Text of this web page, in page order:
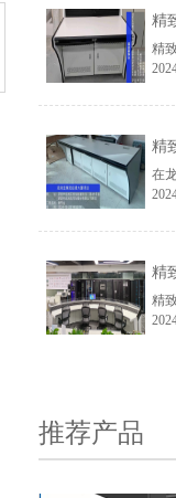
推荐产品
6U挂墙